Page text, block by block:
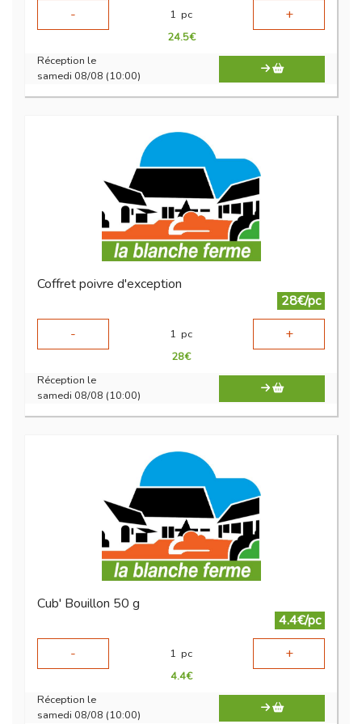
-
1 pc +
24.5€
Réception le
samedi 08/08 (10:00)
Coffret poivre d'exception
28€/pc
-
1 pc +
28€
Réception le
samedi 08/08 (10:00)
Cub' Bouillon 50 g
4.4€/pc
-
1 pc +
4.4€
Réception le
samedi 08/08 (10:00)